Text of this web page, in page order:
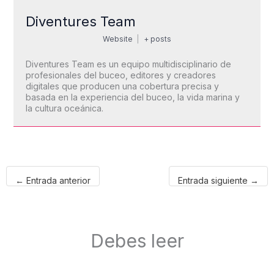
Diventures Team
Website + posts
Diventures Team es un equipo multidisciplinario de
profesionales del buceo, editores y creadores
digitales que producen una cobertura precisa y
basada en la experiencia del buceo, la vida marina y
la cultura oceánica.
← Entrada anterior Entrada siguiente →
Debes leer